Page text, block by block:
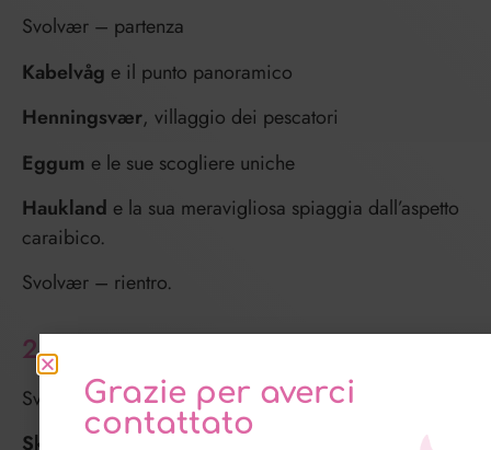
Svolvær – partenza
Kabelvåg e il punto panoramico
Henningsvær, villaggio dei pescatori
Eggum e le sue scogliere uniche
Haukland e la sua meravigliosa spiaggia dall’aspetto
caraibico.
Svolvær – rientro.
2 GIORNO:
Svolvær – partenza
Skagsanden
Grazie per averci
contattato